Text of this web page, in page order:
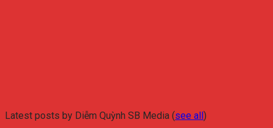
Latest posts by Diễm Quỳnh SB Media (see all )